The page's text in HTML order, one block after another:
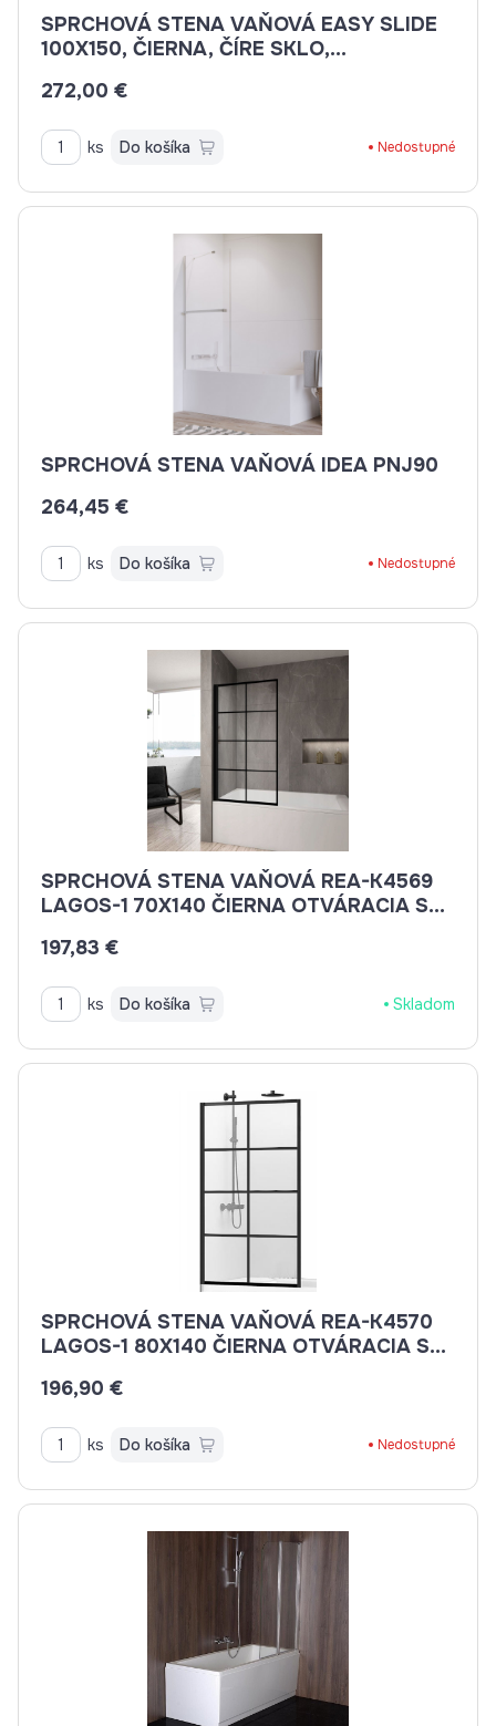
SPRCHOVÁ STENA VAŇOVÁ EASY SLIDE
100X150, ČIERNA, ČÍRE SKLO,
272,00 €
ks Do košíka Nedostupné
SPRCHOVÁ STENA VAŇOVÁ IDEA PNJ90
264,45 €
ks Do košíka Nedostupné
SPRCHOVÁ STENA VAŇOVÁ REA-K4569
LAGOS-1 70X140 ČIERNA OTVÁRACIA S
197,83 €
ks Do košíka Skladom
SPRCHOVÁ STENA VAŇOVÁ REA-K4570
LAGOS-1 80X140 ČIERNA OTVÁRACIA S
196,90 €
ks Do košíka Nedostupné